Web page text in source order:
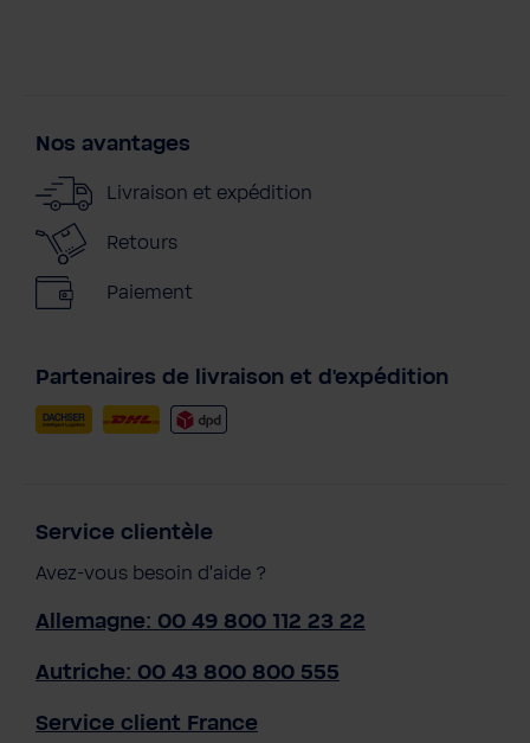
Nos avantages
Livraison et expédition
Retours
Paiement
Partenaires de livraison et d'expédition
Service clientèle
Avez-vous besoin d'aide ?
Allemagne: 00 49 800 112 23 22
Autriche: 00 43 800 800 555
Service client France